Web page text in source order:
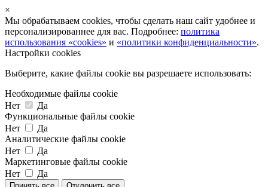
×
Мы обрабатываем cookies, чтобы сделать наш сайт удобнее и
персонализированнее для вас. Подробнее: политика
использования «cookies» и «политики конфиденциальности».
Настройки cookies
Выберите, какие файлы cookie вы разрешаете использовать:
Необходимые файлы cookie
Нет
Да
Функциональные файлы cookie
Нет
Да
Аналитические файлы cookie
Нет
Да
Маркетинговые файлы cookie
Нет
Да